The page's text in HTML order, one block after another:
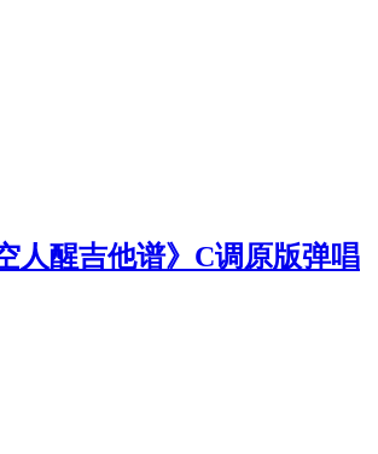
人醒吉他谱》C调原版弹唱